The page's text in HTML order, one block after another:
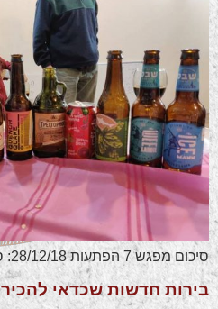
סיכום מפגש 7 הפתעות 28/12/18: סיום שנה מופלא וגדוש
בירות חדשות שכדאי להכיר